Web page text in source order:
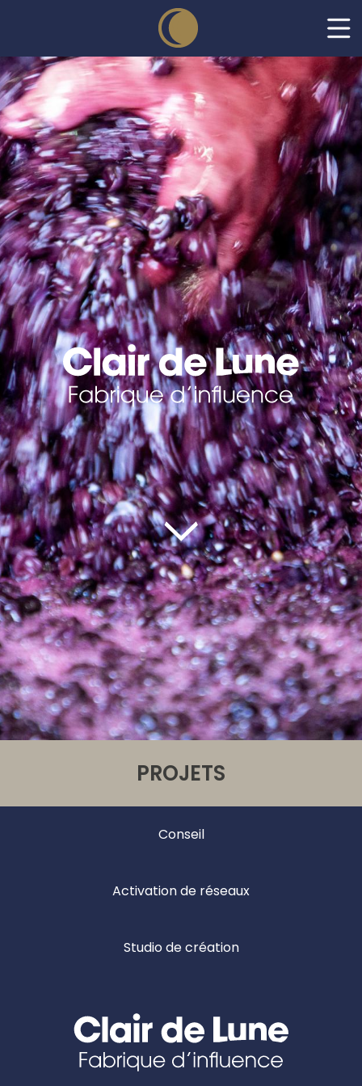
PROJETS
Conseil
Activation de réseaux
Studio de création